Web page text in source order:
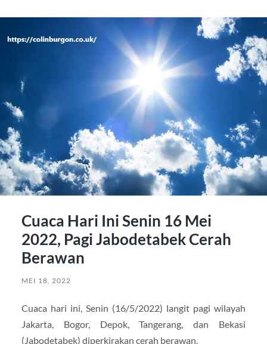
Cuaca Hari Ini Senin 16 Mei
2022, Pagi Jabodetabek Cerah
Berawan
MEI 18, 2022
Cuaca hari ini, Senin (16/5/2022) langit pagi wilayah
Jakarta, Bogor, Depok, Tangerang, dan Bekasi
(Jabodetabek) diperkirakan cerah berawan.